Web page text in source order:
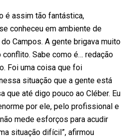
é assim tão fantástica,
conheceu em ambiente de
Campos. A gente brigava muito
conflito. Sabe como é… redação
Foi uma coisa que foi
situação que a gente está
que até digo pouco ao Cléber. Eu
por ele, pelo profissional e
mede esforços para acudir
situação difícil”, afirmou